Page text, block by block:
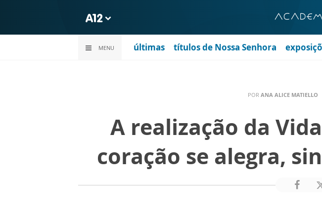
MENU últimas títulos de Nossa Senhora
POR ANA ALICE MATIELLO
A realização da
coração se alegra,